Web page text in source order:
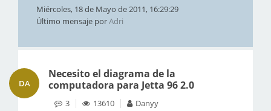
Miércoles, 18 de Mayo de 2011, 16:29:29
Último mensaje porAdri
DA
Necesito el diagrama de la
computadora para Jetta 96 2.0
3 13610 Danyy